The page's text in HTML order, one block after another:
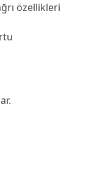
özellikleri